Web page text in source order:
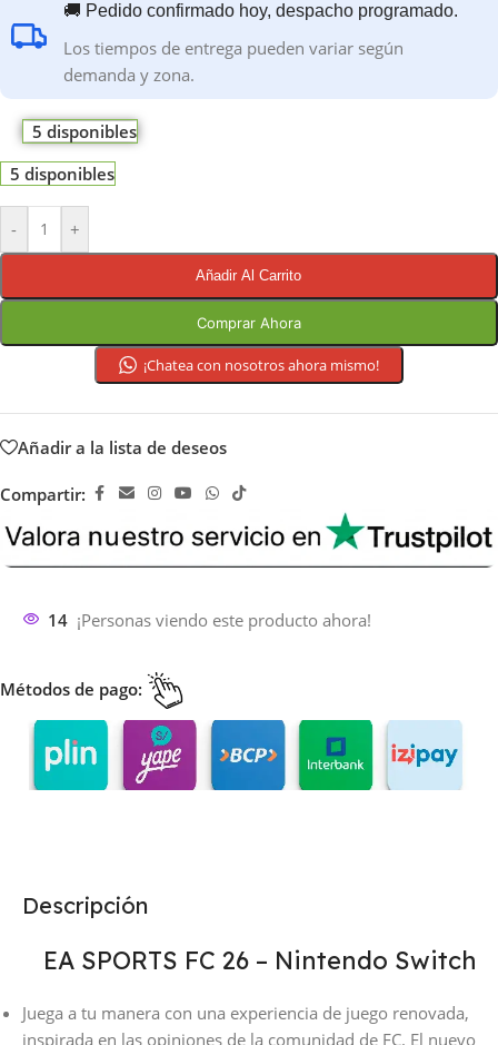
🚚 Pedido confirmado hoy, despacho programado.
Los tiempos de entrega pueden variar según
demanda y zona.
5 disponibles
5 disponibles
- +
Añadir Al Carrito
Comprar Ahora
¡Chatea con nosotros ahora mismo!
Añadir a la lista de deseos
Compartir:
14 ¡Personas viendo este producto ahora!
Métodos de pago:
Descripción
EA SPORTS FC 26 – Nintendo Switch
Juega a tu manera con una experiencia de juego renovada,
inspirada en las opiniones de la comunidad de FC. El nuevo